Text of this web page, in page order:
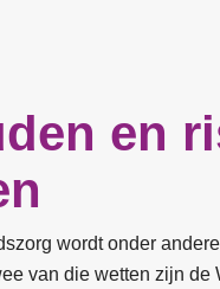
en
wordt onder
van die wetten zijn